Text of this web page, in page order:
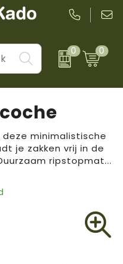
0 0
minimalistische
je zakken vrij in de
ripstopmat...